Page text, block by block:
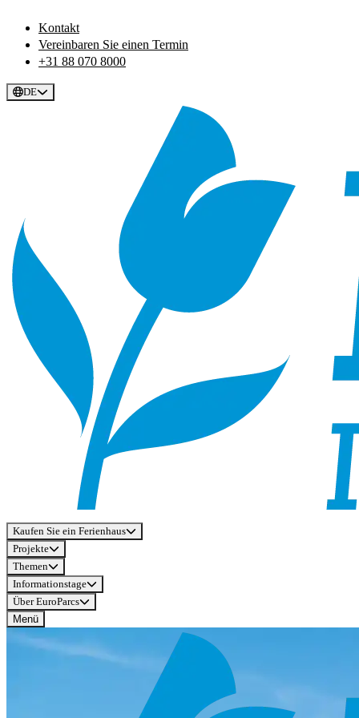
Kontakt
Vereinbaren Sie einen Termin
+31 88 070 8000
DE
Kaufen Sie ein Ferienhaus
Projekte
Themen
Informationstage
Über EuroParcs
Menü